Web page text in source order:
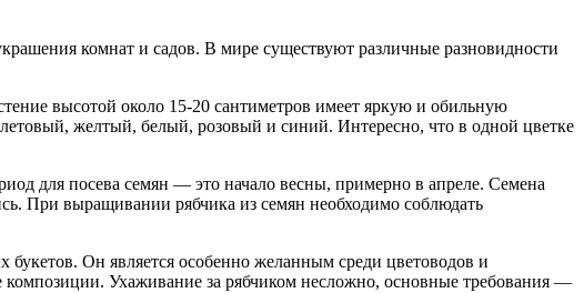
комнат и садов. В мире существуют различные разновидности
высотой около 15-20 сантиметров имеет яркую и обильную
желтый, белый, розовый и синий. Интересно, что в одной цветке
для посева семян — это начало весны, примерно в апреле. Семена
При выращивании рябчика из семян необходимо соблюдать
букетов. Он является особенно желанным среди цветоводов и
композиции. Ухаживание за рябчиком несложно, основные требования —